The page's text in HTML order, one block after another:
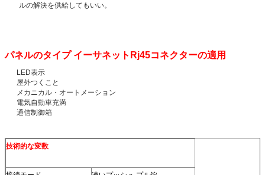
ルの解決を供給してもいい。
パネルのタイプ イーサネットRj45コネクターの適用
LED表示
屋外つくこと
メカニカル・オートメーション
電気自動車充満
通信制御箱
技術的な変数